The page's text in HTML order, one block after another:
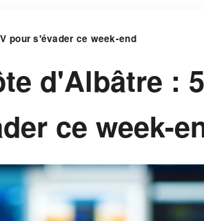
pour s'évader ce week-end
d'Albâtre : 5
ce week-